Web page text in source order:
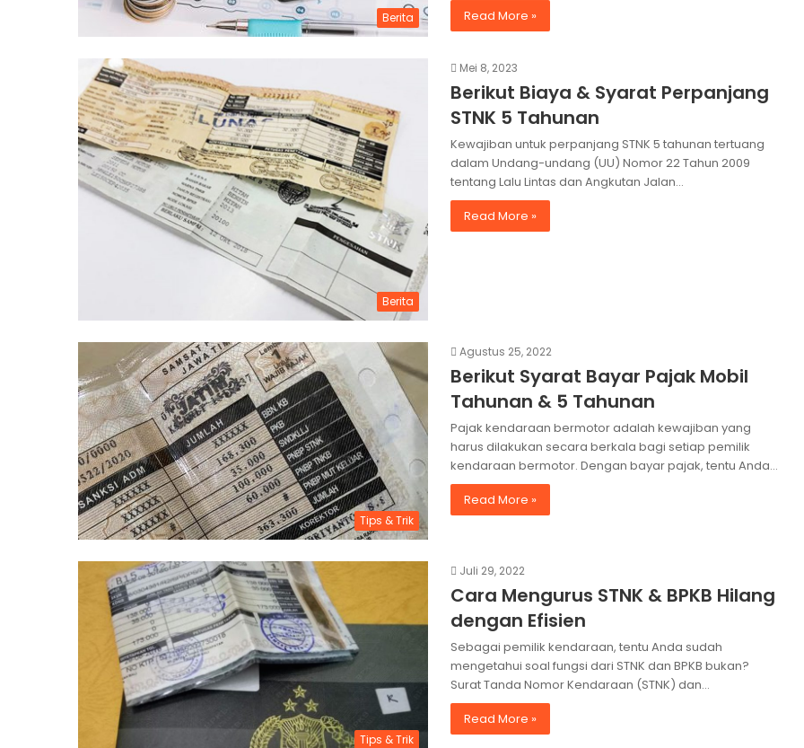
Berita
Read More »
Berita
Mei 8, 2023
Berikut Biaya & Syarat Perpanjang
STNK 5 Tahunan
Kewajiban untuk perpanjang STNK 5 tahunan tertuang
dalam Undang-undang (UU) Nomor 22 Tahun 2009
tentang Lalu Lintas dan Angkutan Jalan…
Read More »
Tips & Trik
Agustus 25, 2022
Berikut Syarat Bayar Pajak Mobil
Tahunan & 5 Tahunan
Pajak kendaraan bermotor adalah kewajiban yang
harus dilakukan secara berkala bagi setiap pemilik
kendaraan bermotor. Dengan bayar pajak, tentu Anda…
Read More »
Tips & Trik
Juli 29, 2022
Cara Mengurus STNK & BPKB Hilang
dengan Efisien
Sebagai pemilik kendaraan, tentu Anda sudah
mengetahui soal fungsi dari STNK dan BPKB bukan?
Surat Tanda Nomor Kendaraan (STNK) dan…
Read More »